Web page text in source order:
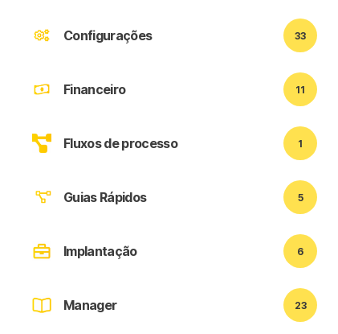
Configurações 33
Financeiro 11
Fluxos de processo 1
Guias Rápidos 5
Implantação 6
Manager 23